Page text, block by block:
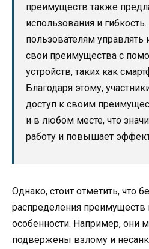
преимуществ также
использования и
пользователям управлять
свои преимущества с
устройств, таких как
Благодаря этому,
доступ к своим
и в любом месте, что
работу и повышает
Однако, стоит отметить, что
распределения
особенности. Например, они
подвержены взлому и